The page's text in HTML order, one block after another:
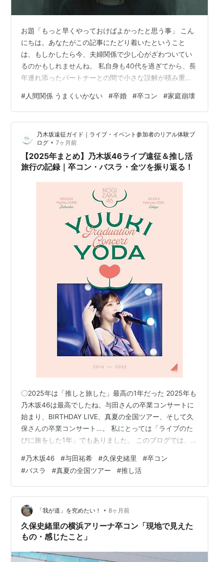
お題「もっと早くやっておけばよかったと思う事」 こん
にちは。あなたがこの記事にたどり着いたということ
は、もしかしたら今、夫婦関係で少し心がざわついてい
るのかもしれませんね。 私自身も40代を過ぎてから、長
年連れ添ったパートナーとの間で小さな誤解が積み重な
りました。 あの頃は、子供たちが巣立った後の家が静か
すぎて、夫婦の絆が薄れているような気がして、胸が痛
んだものです。 でも、そんな経験を通じて学んだのは、
夫婦のすれ違いは決して避けられない運命ではなく、ち
ょっとした心理学の知恵を活かせば、意外と簡単に解消
できるということです。 この記事では、40…
#人間関係 うまくいかない #卒婚 #卒コン #家庭崩壊
乃木坂遠征ガイド｜ライブ・イベント参加者のリアル体験ブ
ログ • 7ヶ月前
【2025年まとめ】乃木坂46ライブ遠征＆推し活
旅行の記録｜卒コン・バスラ・全ツを振り返る！
〇2025年は「推しと旅した」最高の1年だった 2025年も
乃木坂46は最高でしたね。与田さんの卒業コンサートに
始まり、BIRTHDAY LIVE、真夏の全国ツアー、そして久
保さんの卒業コンサート…。 私にとっては「ライブのた
びに旅をした1年」でもありました。 このブログでは、1
り返ります。 2025年 参加ライブ＆遠征スケジュール一
覧 ・2/22、2/23：与田祐希 卒業コンサート みずほ
paypayドーム ・5/17、5/18：13th YEAR BIRTHDAY
LIVE 味の素スタジアム ・7/5、7/6 ：真夏の全国ツアー
2025（北…
#乃木坂46 #与田祐希 #久保史緒里 #卒コン
#バスラ #真夏の全国ツアー #推し活
「我が道」を究めたい！ • 8ヶ月前
久保史緒里の横浜アリーナ卒コン「現地で見えた
もの・感じたこと」